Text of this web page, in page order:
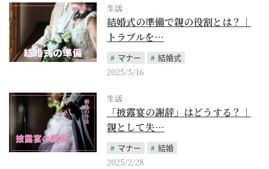
生活
結婚式の準備で親の役割とは？｜
トラブルを…
マナー
結婚式
2025/5/16
生活
「披露宴の謝辞」はどうする？｜
親として失…
マナー
結婚
2025/2/28